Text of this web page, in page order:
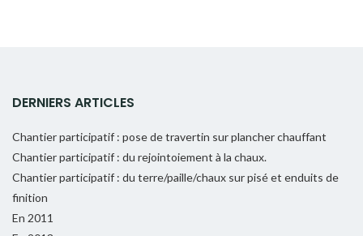
DERNIERS ARTICLES
Chantier participatif : pose de travertin sur plancher chauffant
Chantier participatif : du rejointoiement à la chaux.
Chantier participatif : du terre/paille/chaux sur pisé et enduits de
finition
En 2011